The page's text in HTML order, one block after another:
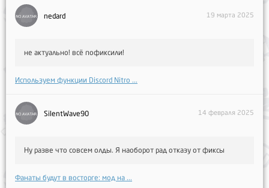
nedard 19 марта 2025
не актуально! всё пофиксили!
Используем функции Discord Nitro ...
SilentWave90 14 февраля 2025
Ну разве что совсем олды. Я наоборот рад отказу от фиксы
Фанаты будут в восторге: мод на ...